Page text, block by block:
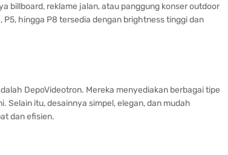
billboard, reklame jalan, atau panggung konser outdoor
hingga P8 tersedia dengan brightness tinggi dan
DepoVideotron. Mereka menyediakan berbagai tipe
Selain itu, desainnya simpel, elegan, dan mudah
dan efisien.